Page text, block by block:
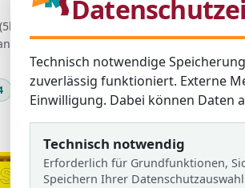
Zeynep (5bF) und Rebecca (5bF)
2026Zugriffe: 771
Technisch notwendige
zuverlässig funktioniert. Externe
Einwilligung. Dabei können
Technisch notwendig
Erforderlich für Grundfunktionen,
Speichern Ihrer